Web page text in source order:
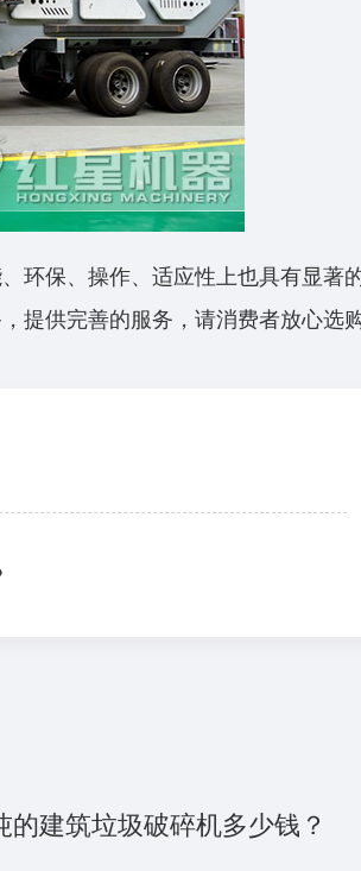
环保、操作、适应性上也具有显著
提供完善的服务，请消费者放心选
建筑垃圾破碎机多少钱？